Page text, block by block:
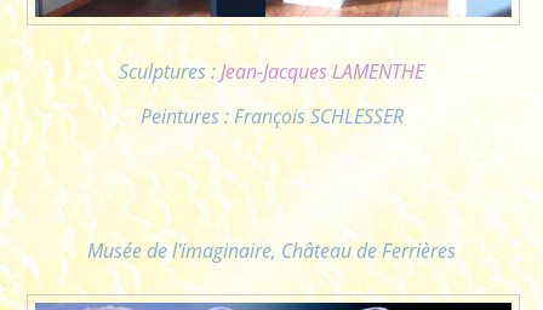
Sculptures :Jean-Jacques LAMENTHE
Peintures : François SCHLESSER
Musée de l'imaginaire, Château de Ferrières